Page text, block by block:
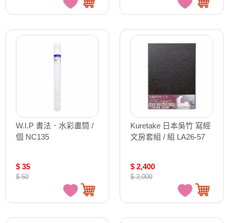
W.I.P 書法．水彩畫筒 /
個 NC135
$ 35
$ 50
Kuretake 日本吳竹 寫經
文房套組 / 組 LA26-57
$ 2,400
$ 3,000